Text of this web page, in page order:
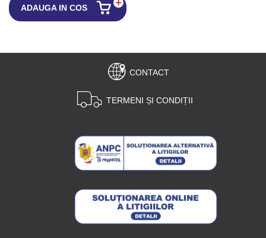
ADAUGA IN COS
CONTACT
TERMENI ȘI CONDIȚII